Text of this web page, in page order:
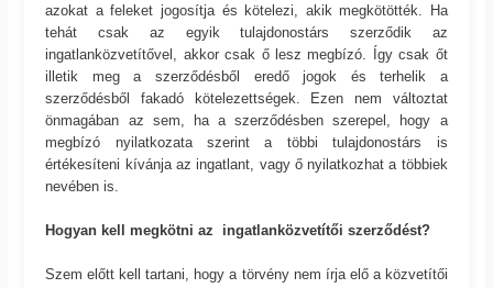
azokat a feleket jogosítja és kötelezi, akik megkötötték. Ha
tehát csak az egyik tulajdonostárs szerződik az
ingatlanközvetítővel, akkor csak ő lesz megbízó. Így csak őt
illetik meg a szerződésből eredő jogok és terhelik a
szerződésből fakadó kötelezettségek. Ezen nem változtat
önmagában az sem, ha a szerződésben szerepel, hogy a
megbízó nyilatkozata szerint a többi tulajdonostárs is
értékesíteni kívánja az ingatlant, vagy ő nyilatkozhat a többiek
nevében is.
Hogyan kell megkötni az ingatlanközvetítői szerződést?
Szem előtt kell tartani, hogy a törvény nem írja elő a közvetítői